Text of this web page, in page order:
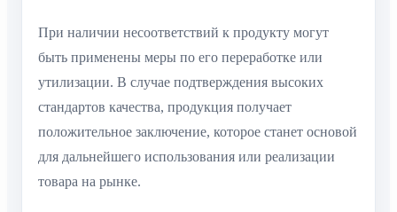
При наличии несоответствий к продукту могут
быть применены меры по его переработке или
утилизации. В случае подтверждения высоких
стандартов качества, продукция получает
положительное заключение, которое станет основой
для дальнейшего использования или реализации
товара на рынке.